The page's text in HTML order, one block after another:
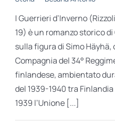
I Guerrieri d’Inverno
19) è un romanzo storico
sulla figura di Simo Häyhä,
Compagnia del 34°
finlandese, ambientato
del 1939-1940 tra
1939 l’Unione [...]